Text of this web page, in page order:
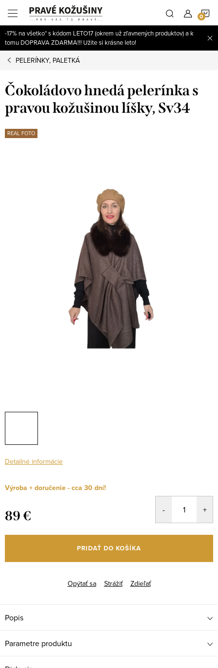
obsah
-17% na všetko* s kódom LETO17 (okrem už zľavnených produktov) a k
tomu DOPRAVA ZDARMA!!! Užite si krásne leto!
PELERÍNKY, PALETKÁ
Čokoládovo hnedá pelerínka s
pravou kožušinou líšky, Sv34
REAL FOTO
Detailné informácie
Výroba + doručenie - cca 30 dní!
89 €
cena:
PRIDAŤ DO KOŠÍKA
Opýtať sa Strážiť Zdieľať
Popis
Parametre produktu